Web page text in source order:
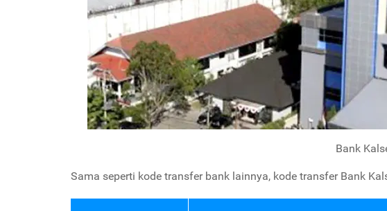
Bank
Sama seperti kode transfer bank lainnya, kode transfer Bank